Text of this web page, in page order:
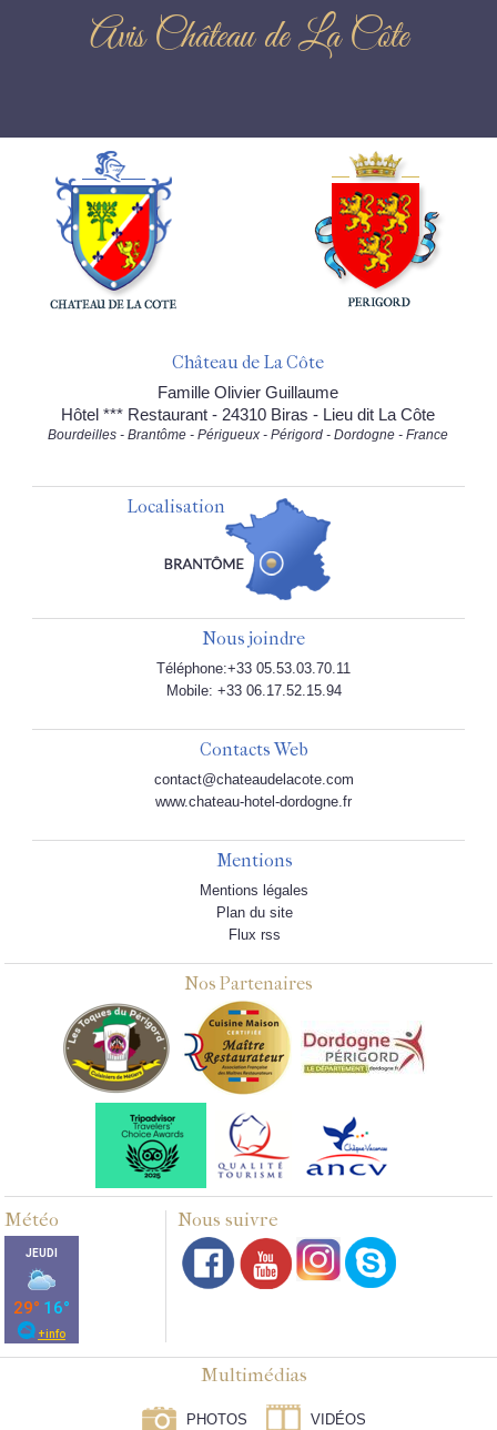
Avis Château de La Côte
Château de La Côte
Famille Olivier Guillaume
Hôtel *** Restaurant - 24310 Biras - Lieu dit La Côte
Bourdeilles - Brantôme - Périgueux - Périgord - Dordogne - France
Localisation
Nous joindre
Téléphone:+33 05.53.03.70.11
Mobile: +33 06.17.52.15.94
Contacts Web
contact@chateaudelacote.com
www.chateau-hotel-dordogne.fr
Mentions
Mentions légales
Plan du site
Flux rss
Nos Partenaires
Météo Nous suivre
Multimédias
PHOTOS VIDÉOS